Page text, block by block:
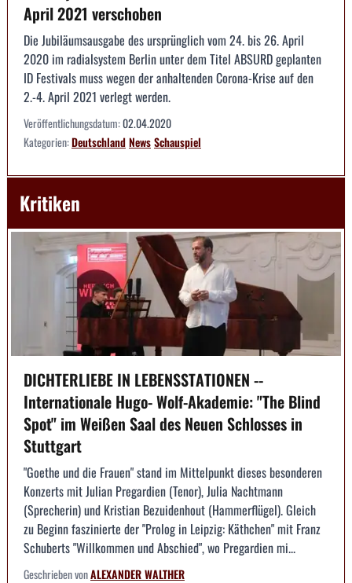
April 2021 verschoben
Die Jubiläumsausgabe des ursprünglich vom 24. bis 26. April
2020 im radialsystem Berlin unter dem Titel ABSURD geplanten
ID Festivals muss wegen der anhaltenden Corona-Krise auf den
2.-4. April 2021 verlegt werden.
Veröffentlichungsdatum:02.04.2020
Kategorien:DeutschlandNewsSchauspiel
Kritiken
DICHTERLIEBE IN LEBENSSTATIONEN --
Internationale Hugo- Wolf-Akademie: "The Blind
Spot" im Weißen Saal des Neuen Schlosses in
Stuttgart
"Goethe und die Frauen" stand im Mittelpunkt dieses besonderen
Konzerts mit Julian Pregardien (Tenor), Julia Nachtmann
(Sprecherin) und Kristian Bezuidenhout (Hammerflügel). Gleich
zu Beginn faszinierte der "Prolog in Leipzig: Käthchen" mit Franz
Schuberts "Willkommen und Abschied", wo Pregardien mi...
Geschrieben vonALEXANDER WALTHER